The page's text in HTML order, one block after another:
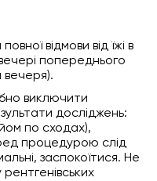
відмови від їжі в
попереднього
виключити
досліджень:
по сходах),
процедурою слід
заспокоїтися. Не
рентгенівських